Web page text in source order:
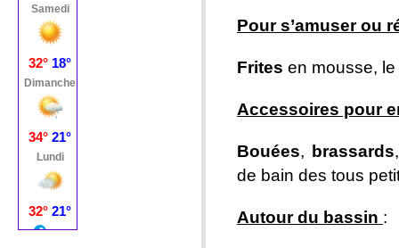
Pour s’amuser ou
Frites en mousse, le
Accessoires pour
Bouées, brassards
de bain des tous
Autour du bassin :